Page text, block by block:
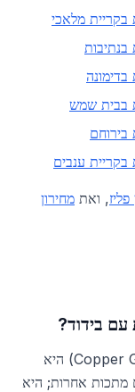
בקריית מלאכי
בנתיבות
בדימונה
בבית שמש
בירוחם
בקריית ענבים
, ואת מחירון
בידוד?
נחושת אדומה (או "נחושת טהורה", Copper Grade A) היא
עם מתכות אחרות; היא